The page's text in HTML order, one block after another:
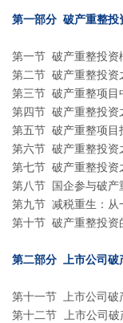
第一部分 破产重整投
第一节 破产重整投资
第二节 破产重整投资
第三节 破产重整项目
第四节 破产重整投
第五节 破产重整项目
第六节 破产重整投
第七节 破产重整投资
第八节 国企参与破产
第九节 减税重生：从
第十节 破产重整投资
第二部分 上市公司破
第十一节 上市公司破
第十二节 上市公司破